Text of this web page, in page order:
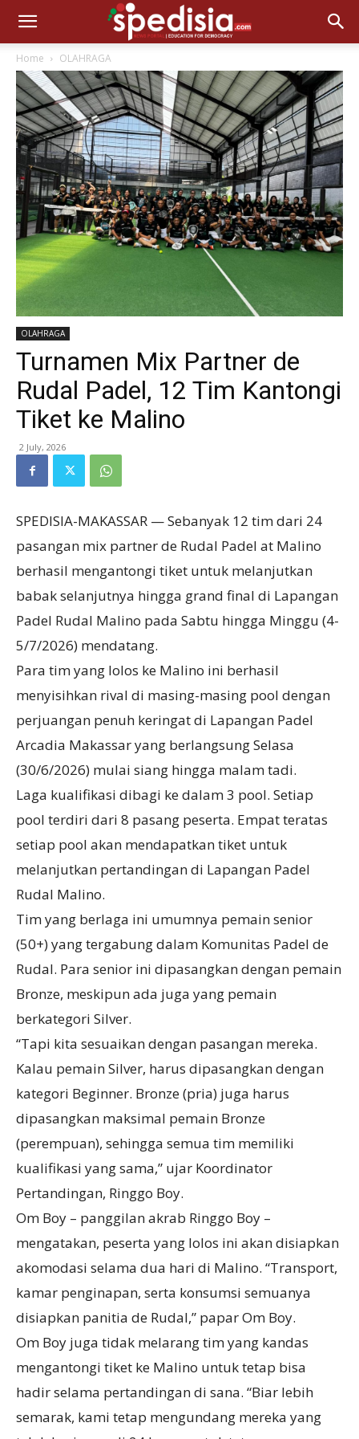
Home OLAHRAGA
OLAHRAGA
Turnamen Mix Partner de
Rudal Padel, 12 Tim Kantongi
Tiket ke Malino
2 July, 2026
SPEDISIA-MAKASSAR — Sebanyak 12 tim dari 24
pasangan mix partner de Rudal Padel at Malino
berhasil mengantongi tiket untuk melanjutkan
babak selanjutnya hingga grand final di Lapangan
Padel Rudal Malino pada Sabtu hingga Minggu (4-
5/7/2026) mendatang.
Para tim yang lolos ke Malino ini berhasil
menyisihkan rival di masing-masing pool dengan
perjuangan penuh keringat di Lapangan Padel
Arcadia Makassar yang berlangsung Selasa
(30/6/2026) mulai siang hingga malam tadi.
Laga kualifikasi dibagi ke dalam 3 pool. Setiap
pool terdiri dari 8 pasang peserta. Empat teratas
setiap pool akan mendapatkan tiket untuk
melanjutkan pertandingan di Lapangan Padel
Rudal Malino.
Tim yang berlaga ini umumnya pemain senior
(50+) yang tergabung dalam Komunitas Padel de
Rudal. Para senior ini dipasangkan dengan pemain
Bronze, meskipun ada juga yang pemain
berkategori Silver.
“Tapi kita sesuaikan dengan pasangan mereka.
Kalau pemain Silver, harus dipasangkan dengan
kategori Beginner. Bronze (pria) juga harus
dipasangkan maksimal pemain Bronze
(perempuan), sehingga semua tim memiliki
kualifikasi yang sama,” ujar Koordinator
Pertandingan, Ringgo Boy.
Om Boy – panggilan akrab Ringgo Boy –
mengatakan, peserta yang lolos ini akan disiapkan
akomodasi selama dua hari di Malino. “Transport,
kamar penginapan, serta konsumsi semuanya
disiapkan panitia de Rudal,” papar Om Boy.
Om Boy juga tidak melarang tim yang kandas
mengantongi tiket ke Malino untuk tetap bisa
hadir selama pertandingan di sana. “Biar lebih
semarak, kami tetap mengundang mereka yang